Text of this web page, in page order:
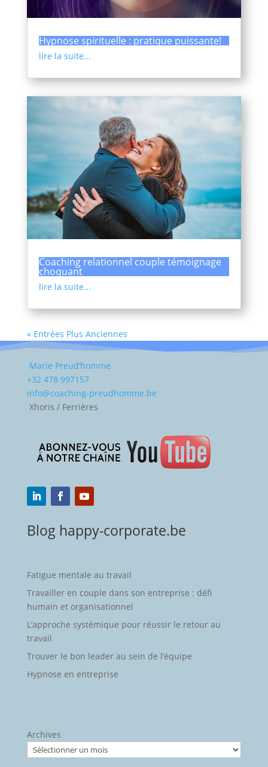
Hypnose spirituelle : pratique puissante!
lire la suite...
Coaching relationnel couple témoignage
choquant
lire la suite...
« Entrées Plus Anciennes
Marie Preud’homme
+32 478 997157
info@coaching-preudhomme.be
Xhoris / Ferrières
Blog happy-corporate.be
Fatigue mentale au travail
Travailler en couple dans son entreprise : défi
humain et organisationnel
L’approche systémique pour réussir le retour au
travail
Trouver le bon leader au sein de l’équipe
Hypnose en entreprise
Archives